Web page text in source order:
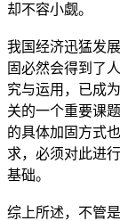
却不容小觑。
我国经济迅猛发
固必然会得到了
究与运用，已成
关的一个重要课
的具体加固方式
求，必须对此进
基础。
综上所述，不管